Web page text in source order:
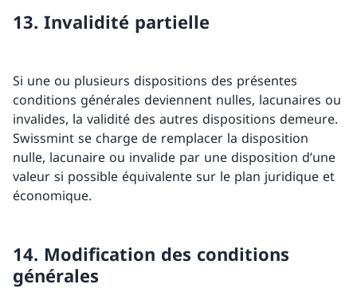
13. Invalidité partielle
Si une ou plusieurs dispositions des présentes
conditions générales deviennent nulles, lacunaires ou
invalides, la validité des autres dispositions demeure.
Swissmint se charge de remplacer la disposition
nulle, lacunaire ou invalide par une disposition d’une
valeur si possible équivalente sur le plan juridique et
économique.
14. Modification des conditions
générales